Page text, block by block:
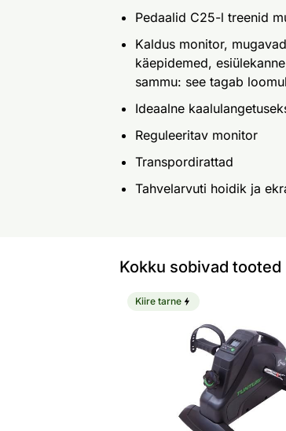
Pedaalid C25-l treenid
Kaldus monitor,
käepidemed,
sammu: see tagab
Ideaalne
Reguleeritav monitor
Transpordirattad
Tahvelarvuti hoidik ja
Kokku sobivad tooted
Miniratas Tunturi Cardio
Kiire tarne